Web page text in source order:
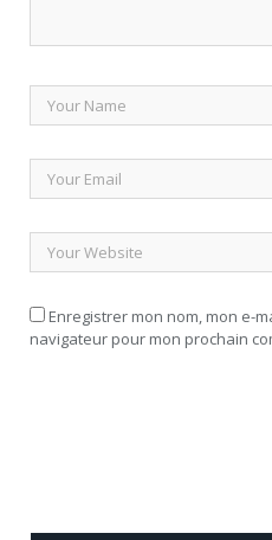
Enregistrer mon nom, mon e-
navigateur pour mon prochain